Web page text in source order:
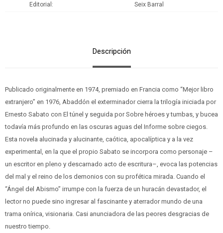
Editorial Seix Barral
Descripción
Publicado originalmente en 1974, premiado en Francia como “Mejor libro
extranjero” en 1976, Abaddón el exterminador cierra la trilogía iniciada por
Ernesto Sabato con El túnel y seguida por Sobre héroes y tumbas, y bucea
todavía más profundo en las oscuras aguas del Informe sobre ciegos.
Esta novela alucinada y alucinante, caótica, apocalíptica y a la vez
experimental, en la que el propio Sabato se incorpora como personaje –
un escritor en pleno y descarnado acto de escritura–, evoca las potencias
del mal y el reino de los demonios con su profética mirada. Cuando el
“Ángel del Abismo” irrumpe con la fuerza de un huracán devastador, el
lector no puede sino ingresar al fascinante y aterrador mundo de una
trama onírica, visionaria. Casi anunciadora de las peores desgracias de
nuestro tiempo.